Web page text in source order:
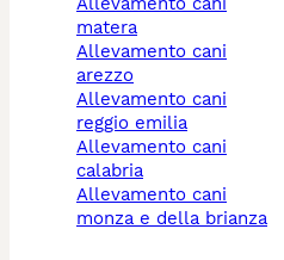
matera
allevamento cani
arezzo
allevamento cani
reggio emilia
allevamento cani
calabria
allevamento cani
monza e della brianza